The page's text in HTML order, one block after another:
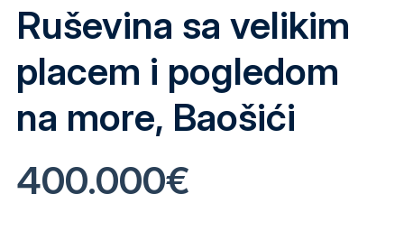
Ruševina sa velikim
placem i pogledom
na more, Baošići
400.000€